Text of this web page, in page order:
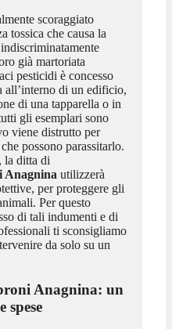
scoraggiato
tossica che causa la
già martoriata
pesticidi è concesso
all’interno di un edificio,
di una tapparella o in
gli esemplari sono
viene distrutto per
possono parassitarlo.
la ditta di
Anagnina utilizzerà
per proteggere gli
Per questo
di tali indumenti e di
ti sconsigliamo
da solo su un
Anagnina: un
spese